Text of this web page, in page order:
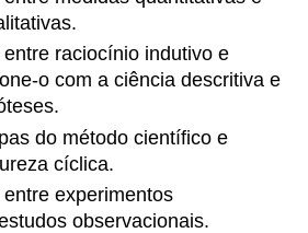
raciocínio indutivo e
o com a ciência descritiva e
do método científico e
cíclica.
experimentos
observacionais.